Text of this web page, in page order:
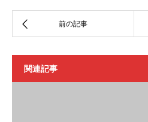
関連記事